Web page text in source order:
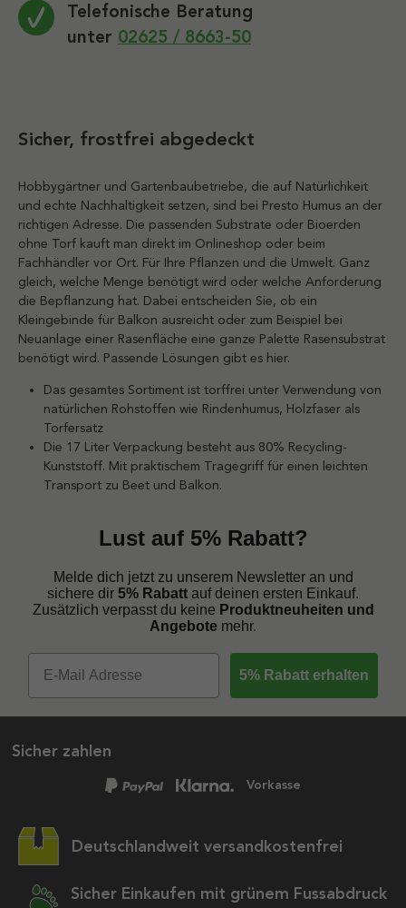
Telefonische Beratung
unter 02625 / 8663-50
Sicher, frostfrei abgedeckt
Hobbygärtner und Gartenbaubetriebe, die auf Natürlichkeit
und echte Nachhaltigkeit setzen, sind bei Presto Humus an der
richtigen Adresse. Die passenden Substrate oder Bioerden
ohne Torf kauft man direkt im Onlineshop oder beim
Fachhändler vor Ort. Für Ihre Pflanzen und die Umwelt. Ganz
gleich, welche Menge benötigt wird oder welche Anforderung
die Bepflanzung hat. Dabei entscheiden Sie, ob ein
Kleingebinde für Balkon ausreicht oder zum Beispiel bei
Neuanlage einer Rasenfläche eine ganze Palette Rasensubstrat
benötigt wird. Passende Lösungen gibt es hier.
Das gesamtes Sortiment ist torffrei unter Verwendung von
natürlichen Rohstoffen wie Rindenhumus, Holzfaser als
Torfersatz
Die 17 Liter Verpackung besteht aus 80% Recycling-
Kunststoff. Mit praktischem Tragegriff für einen leichten
Transport zu Beet und Balkon.
Lust auf 5% Rabatt?
Melde dich jetzt zu unserem Newsletter an und
sichere dir 5% Rabatt auf deinen ersten Einkauf.
Zusätzlich verpasst du keine Produktneuheiten und
Angebote mehr.
5% Rabatt erhalten
Sicher zahlen
Vorkasse
Deutschlandweit versandkostenfrei
Sicher Einkaufen mit grünem Fussabdruck